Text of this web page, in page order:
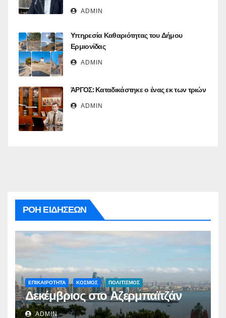
ADMIN
Υπηρεσία Καθαριότητας του Δήμου
Ερμιονίδας
ADMIN
ΆΡΓΟΣ: Καταδικάστηκε ο ένας εκ των τριών
ADMIN
ΡΟΗ ΕΙΔΗΣΕΩΝ
ΕΠΙΚΑΙΡΟΤΗΤΑ ΚΟΣΜΟΣ ΠΟΛΙΤΙΣΜΟΣ
Δεκέμβριος στο Αζερμπαϊτζάν
ADMIN